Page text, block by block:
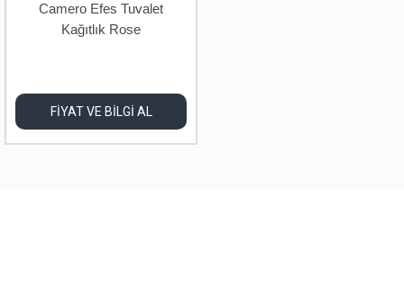
Camero Efes Tuvalet
Kağıtlık Rose
FİYAT VE BİLGİ AL